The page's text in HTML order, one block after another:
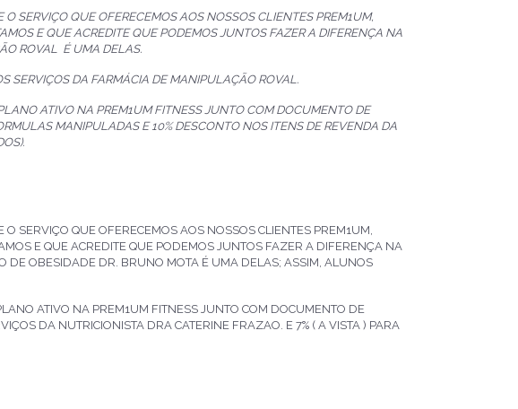
SERVIÇO QUE OFERECEMOS AOS NOSSOS CLIENTES PREM1UM,
E QUE ACREDITE QUE PODEMOS JUNTOS FAZER A DIFERENÇA NA
ROVAL É UMA DELAS.
SERVIÇOS DA FARMÁCIA DE MANIPULAÇÃO ROVAL.
ATIVO NA PREM1UM FITNESS JUNTO COM DOCUMENTO DE
MANIPULADAS E 10% DESCONTO NOS ITENS DE REVENDA DA
SERVIÇO QUE OFERECEMOS AOS NOSSOS CLIENTES PREM1UM,
E QUE ACREDITE QUE PODEMOS JUNTOS FAZER A DIFERENÇA NA
DE OBESIDADE DR. BRUNO MOTA É UMA DELAS; ASSIM, ALUNOS
ATIVO NA PREM1UM FITNESS JUNTO COM DOCUMENTO DE
DA NUTRICIONISTA DRA CATERINE FRAZAO. E 7% ( A VISTA ) PARA